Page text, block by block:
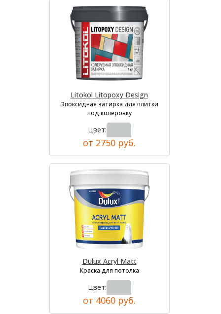
Litokol Litopoxy Design
Эпоксидная затирка для плитки
под колеровку
Цвет:
от 2750 руб.
Dulux Acryl Matt
Краска для потолка
Цвет:
от 4060 руб.